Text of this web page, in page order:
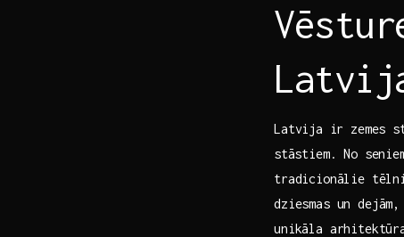
Latvija ⁣ir zemes
⁤stāstiem. No‌
tradicionālie
dziesmas un
unikāla